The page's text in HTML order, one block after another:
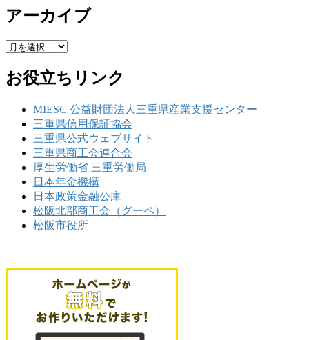
アーカイブ
ア
カ
イ
お役立ちリンク
MIESC 公益財団法人三重県産業支援センター
三重県信用保証協会
三重県公式ウェブサイト
三重県商工会連合会
厚生労働省 三重労働局
日本年金機構
日本政策金融公庫
松阪北部商工会（グーペ）
松阪市役所